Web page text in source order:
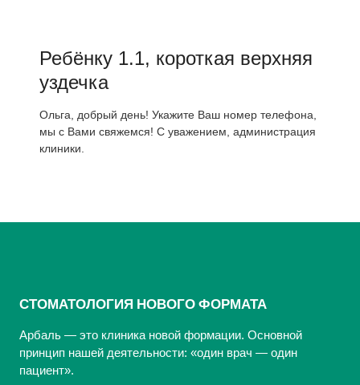
Ребёнку 1.1, короткая верхняя
уздечка
Ольга, добрый день! Укажите Ваш номер телефона,
мы с Вами свяжемся! С уважением, администрация
клиники.
СТОМАТОЛОГИЯ НОВОГО ФОРМАТА
Арбаль — это клиника новой формации. Основной
принцип нашей деятельности: «один врач — один
пациент».